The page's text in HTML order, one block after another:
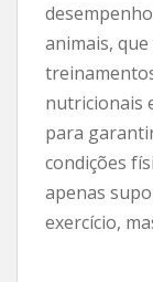
animais,
nutricionais
para
condições
apenas
exercício,